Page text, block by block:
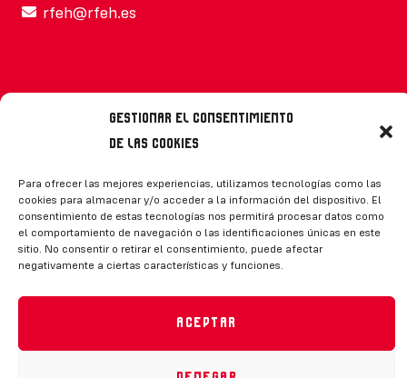
Gestionar el consentimiento
de las cookies
Para ofrecer las mejores experiencias, utilizamos tecnologías como las
cookies para almacenar y/o acceder a la información del dispositivo. El
consentimiento de estas tecnologías nos permitirá procesar datos como
el comportamiento de navegación o las identificaciones únicas en este
sitio. No consentir o retirar el consentimiento, puede afectar
negativamente a ciertas características y funciones.
Aceptar
rfeh@rfeh.es
Síguenos
CONTACTO
Aviso legal
Declaración de accesibilidad|Política de cookies